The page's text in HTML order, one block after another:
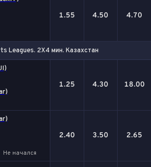
1.55 4.50 4.70
Leagues. 2X4 мин. Казахстан
1.25 4.30 18.00
Не начался
2.40 3.50 2.65